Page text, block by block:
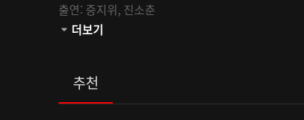
출연: 증지위, 진소춘
관람등급:
더보기
추천